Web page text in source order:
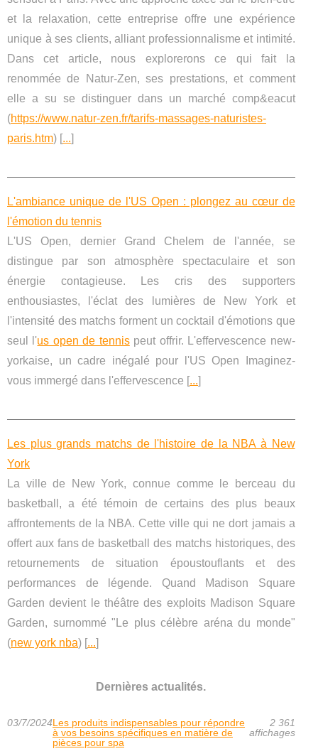
et la relaxation, cette entreprise offre une expérience
unique à ses clients, alliant professionnalisme et intimité.
Dans cet article, nous explorerons ce qui fait la
renommée de Natur-Zen, ses prestations, et comment
elle a su se distinguer dans un marché comp&eacut
(https://www.natur-zen.fr/tarifs-massages-naturistes-
paris.htm) [...]
L'ambiance unique de l'US Open : plongez au cœur de
l'émotion du tennis
L'US Open, dernier Grand Chelem de l'année, se
distingue par son atmosphère spectaculaire et son
énergie contagieuse. Les cris des supporters
enthousiastes, l'éclat des lumières de New York et
l'intensité des matchs forment un cocktail d'émotions que
seul l'us open de tennispeut offrir. L'effervescence new-
yorkaise, un cadre inégalé pour l'US Open Imaginez-
vous immergé dans l'effervescence [...]
Les plus grands matchs de l'histoire de la NBA à New
York
La ville de New York, connue comme le berceau du
basketball, a été témoin de certains des plus beaux
affrontements de la NBA. Cette ville qui ne dort jamais a
offert aux fans de basketball des matchs historiques, des
retournements de situation époustouflants et des
performances de légende. Quand Madison Square
Garden devient le théâtre des exploits Madison Square
Garden, surnommé "Le plus célèbre aréna du monde"
(new york nba) [...]
Dernières actualités.
03/7/2024Les produits indispensables pour répondre
à vos besoins spécifiques en matière de
pièces pour spa
2 361
affichages